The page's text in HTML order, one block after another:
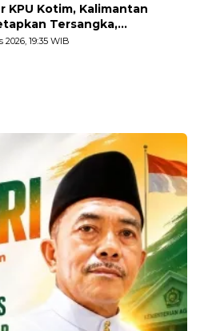
KPU Kotim, Kalimantan
Tersangka,
ditaksir 10 Milyard
19:35 WIB